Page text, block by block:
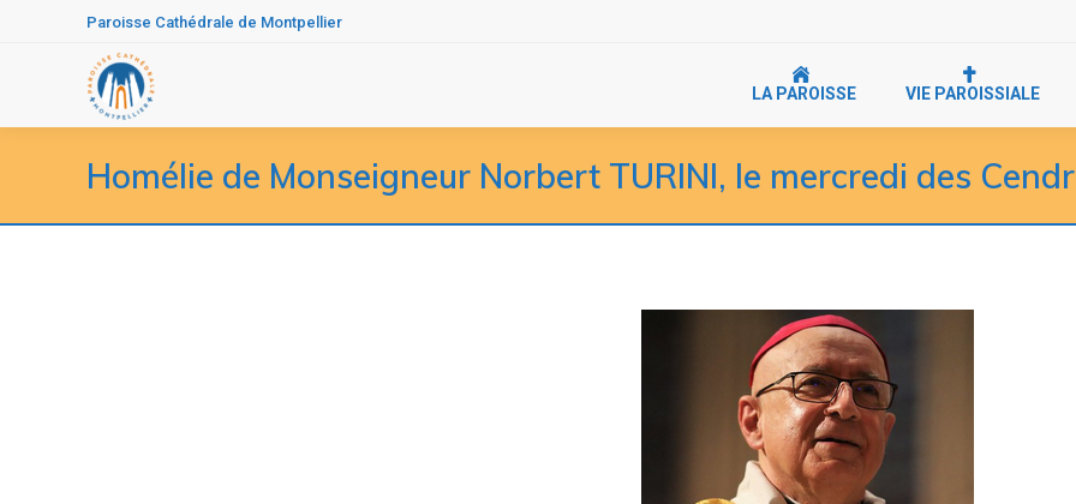
Paroisse Cathédrale de Montpellier
LA PAROISSE VIE PAROISSIALE
Homélie de Monseigneur Norbert TURINI, le mercredi des